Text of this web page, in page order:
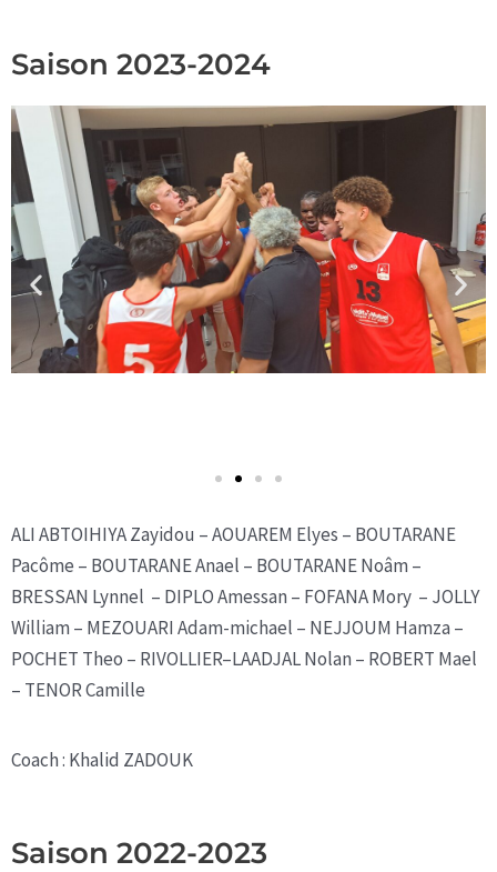
Saison 2023-2024
ALI ABTOIHIYA Zayidou – AOUAREM Elyes – BOUTARANE
Pacôme – BOUTARANE Anael – BOUTARANE Noâm –
BRESSAN Lynnel – DIPLO Amessan – FOFANA Mory – JOLLY
William – MEZOUARI Adam-michael – NEJJOUM Hamza –
POCHET Theo – RIVOLLIER–LAADJAL Nolan – ROBERT Mael
– TENOR Camille
Coach : Khalid ZADOUK
Saison 2022-2023